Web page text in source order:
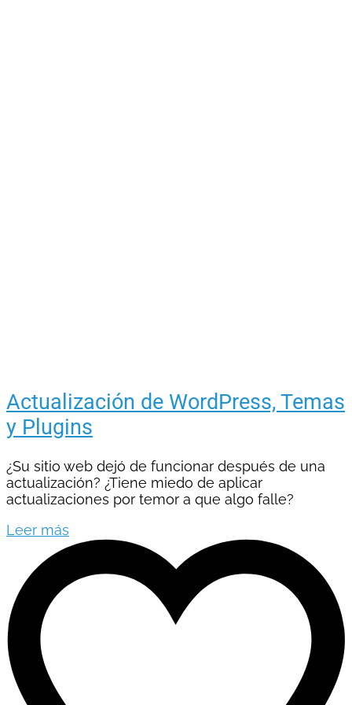
Actualización de WordPress, Temas
y Plugins
¿Su sitio web dejó de funcionar después de una
actualización? ¿Tiene miedo de aplicar
actualizaciones por temor a que algo falle?
Leer más